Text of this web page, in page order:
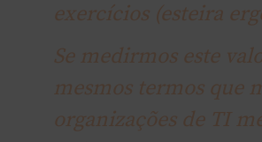
exercícios (esteira
Se medirmos este
mesmos termos que
organizações de TI